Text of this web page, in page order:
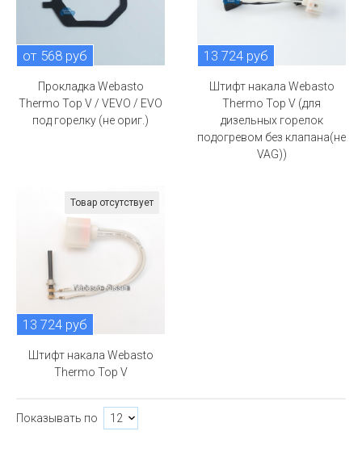
от 568 руб
Прокладка Webasto
Thermo Top V / VEVO / EVO
под горелку (не ориг.)
13 724 руб
Штифт накала Webasto
Thermo Top V (для
дизельных горелок
подогревом без клапана(не
VAG))
Товар отсутствует
13 724 руб
Штифт накала Webasto
Thermo Top V
Показывать по